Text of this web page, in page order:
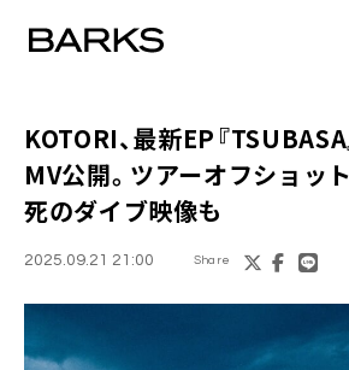
KOTORI、最新EP『TSUBASA
MV公開。ツアーオフショッ
死のダイブ映像も
2025.09.21 21:00 Share